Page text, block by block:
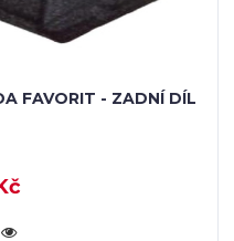
FAVORIT - ZADNÍ DÍL